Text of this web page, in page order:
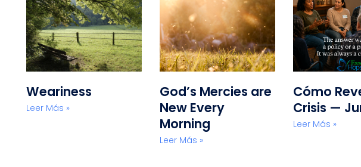
Weariness
Leer Más »
God’s Mercies are
New Every
Morning
Leer Más »
Cómo
Crisis —
Leer Más »